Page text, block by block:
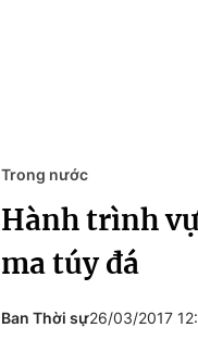
Trong nước
Hành trình
ma túy đá
Ban Thời sự26/03/2017